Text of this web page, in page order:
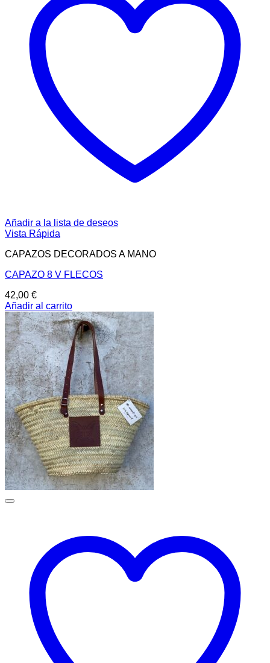
Añadir a la lista de deseos
Vista Rápida
CAPAZOS DECORADOS A MANO
CAPAZO 8 V FLECOS
42,00 €
Añadir al carrito